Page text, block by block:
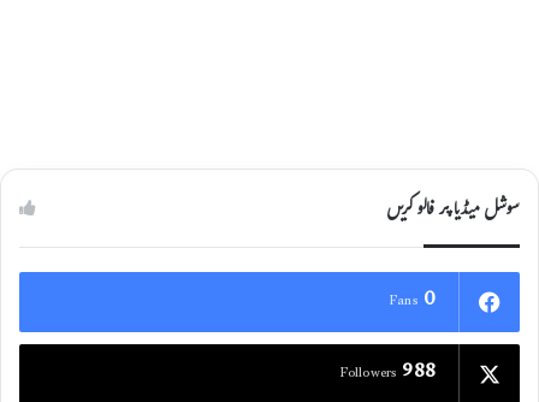
سوشل میڈیا پر فالو کریں
0
Fans
988
Followers